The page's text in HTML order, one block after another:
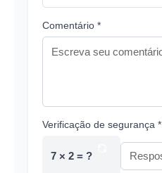
Comentário *
Verificação de segurança *
7 × 2 = ?